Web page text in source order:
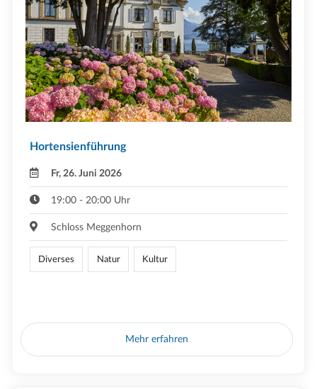
Hortensienführung
Fr, 26. Juni 2026
19:00 - 20:00 Uhr
Schloss Meggenhorn
Diverses Natur Kultur
Mehr erfahren